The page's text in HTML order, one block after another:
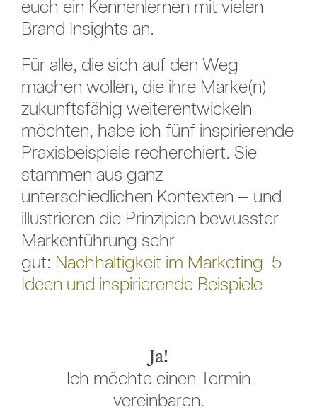
euch ein Kennenlernen mit vielen
Brand Insights an.
Für alle, die sich auf den Weg
machen wollen, die ihre Marke(n)
zukunftsfähig weiterentwickeln
möchten, habe ich fünf inspirierende
Praxisbeispiele recherchiert. Sie
stammen aus ganz
unterschiedlichen Kontexten – und
illustrieren die Prinzipien bewusster
Markenführung sehr
gut: Nachhaltigkeit im Marketing 5
Ideen und inspirierende Beispiele
Ja!
Ich möchte einen Termin
vereinbaren.